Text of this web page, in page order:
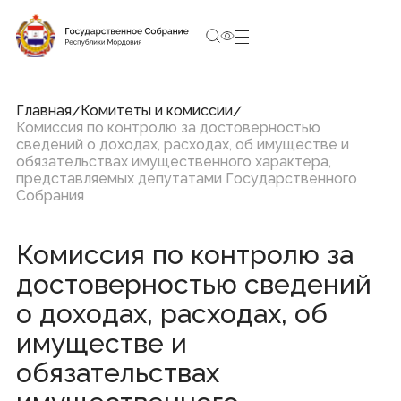
3:49:59
8 августа 2026, Суббота
Структура Государственного Собрания
Республики Мордовия
Заместители Председателя
Совет
Фракции
Аппарат
Новости
Главная Комитеты и комиссии
Комиссия по контролю за достоверностью
сведений о доходах, расходах, об имуществе и
обязательствах имущественного характера,
представляемых депутатами Государственного
Собрания
Комиссия по контролю за
достоверностью сведений
о доходах, расходах, об
имуществе и
обязательствах